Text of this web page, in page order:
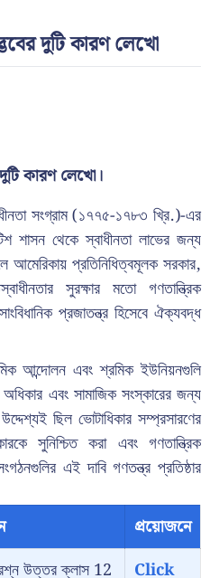
দুটি কারণ লেখো
দুটি কারণ লেখো।
সংগ্রাম (১৭৭৫-১৭৮৩ খ্রি.)-এর
শাসন থেকে স্বাধীনতা লাভের জন্য
আমেরিকায় প্রতিনিধিত্বমূলক সরকার,
সুরক্ষার মতো গণতান্ত্রিক
প্রজাতন্ত্র হিসেবে ঐক্যবদ্ধ
আন্দোলন এবং শ্রমিক ইউনিয়নগুলি
এবং সামাজিক সংস্কারের জন্য
ছিল ভোটাধিকার সম্প্রসারণের
সুনিশ্চিত করা এবং গণতান্ত্রিক
এই দাবি গণতন্ত্র প্রতিষ্ঠার
প্রয়োজনে
উত্তর ক্লাস 12
Click